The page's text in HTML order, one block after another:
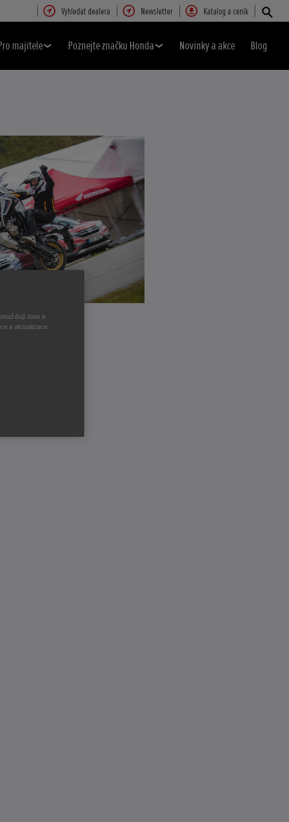
Vyhledat dealera Newsletter Katalog a ceník
majitele Poznejte značku Honda Novinky a akce Blog
data a
a aktualizace